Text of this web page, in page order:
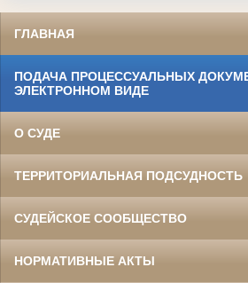
ГЛАВНАЯ
ПОДАЧА ПРОЦЕССУАЛЬНЫХ
ЭЛЕКТРОННОМ ВИДЕ
О СУДЕ
ТЕРРИТОРИАЛЬНАЯ ПОДСУДНОСТЬ
СУДЕЙСКОЕ СООБЩЕСТВО
НОРМАТИВНЫЕ АКТЫ